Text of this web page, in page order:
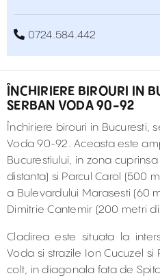
0724.584.442
ÎNCHIRIERE BIROURI IN
SERBAN VODA 90-92
Închiriere birouri in Bucuresti,
Voda 90-92. Aceasta este
Bucurestiului, in zona
distanta) si Parcul Carol (500
a Bulevardului Marasesti (60
Dimitrie Cantemir (200 metri
Cladirea este situata la
Voda si strazile Ion Cucuzel
colt, in diagonala fata de